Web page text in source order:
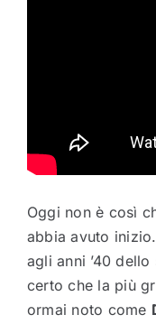
Oggi non è così
abbia avuto
agli anni ’40
certo che la più
ormai noto come